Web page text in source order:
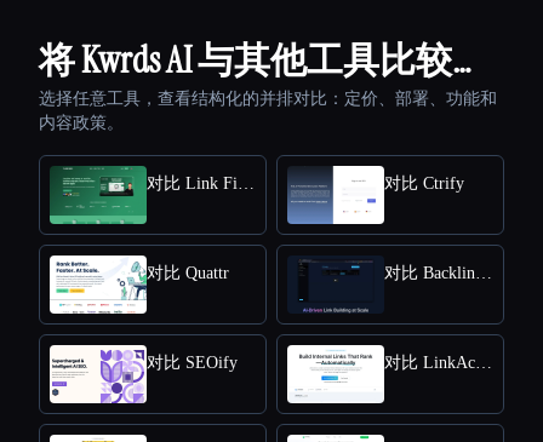
将 Kwrds AI 与其他工具比较…
选择任意工具，查看结构化的并排对比：定价、部署、功能和
内容政策。
对比 Link Finder 对比 Ctrify
对比 Quattr 对比 Backlink GPT
对比 SEOify 对比 LinkActions